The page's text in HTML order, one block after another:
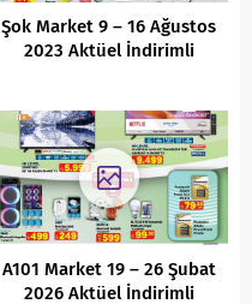
Şok Market 9 – 16 Ağustos
2023 Aktüel İndirimli
A101 Market 19 – 26 Şubat
2026 Aktüel İndirimli